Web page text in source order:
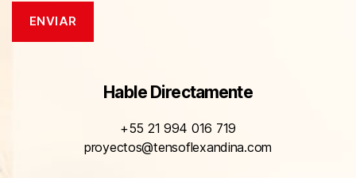
Hable Directamente
+55 21 994 016 719
proyectos@tensoflexandina.com